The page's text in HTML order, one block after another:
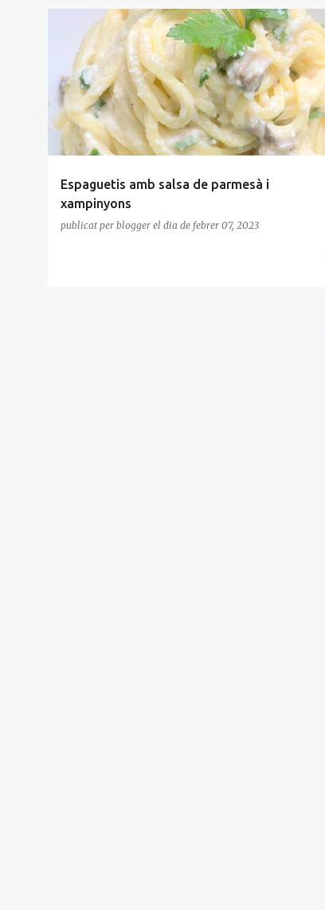
Espaguetis amb salsa de parmesà i
xampinyons
publicat per blogger el dia de febrer 07, 2023
PASTA SALSA PARMESÀ XAMPINYONS